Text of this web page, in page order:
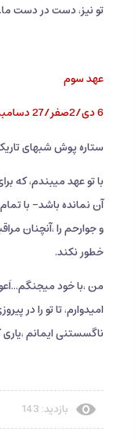
تو نیز، دست در دست
عهد سوم
6 دی/2صفر/27 دسامبر
ستاره پوش شبهای
با تو عهد میبندم، که
آن نمانده باشد- با
و جوارحم را ،آنچنان
خطور نکند.
من ،با خود
امیدوارم، تا تو را در
ناگسستنی ایمانم
بازدید: 143